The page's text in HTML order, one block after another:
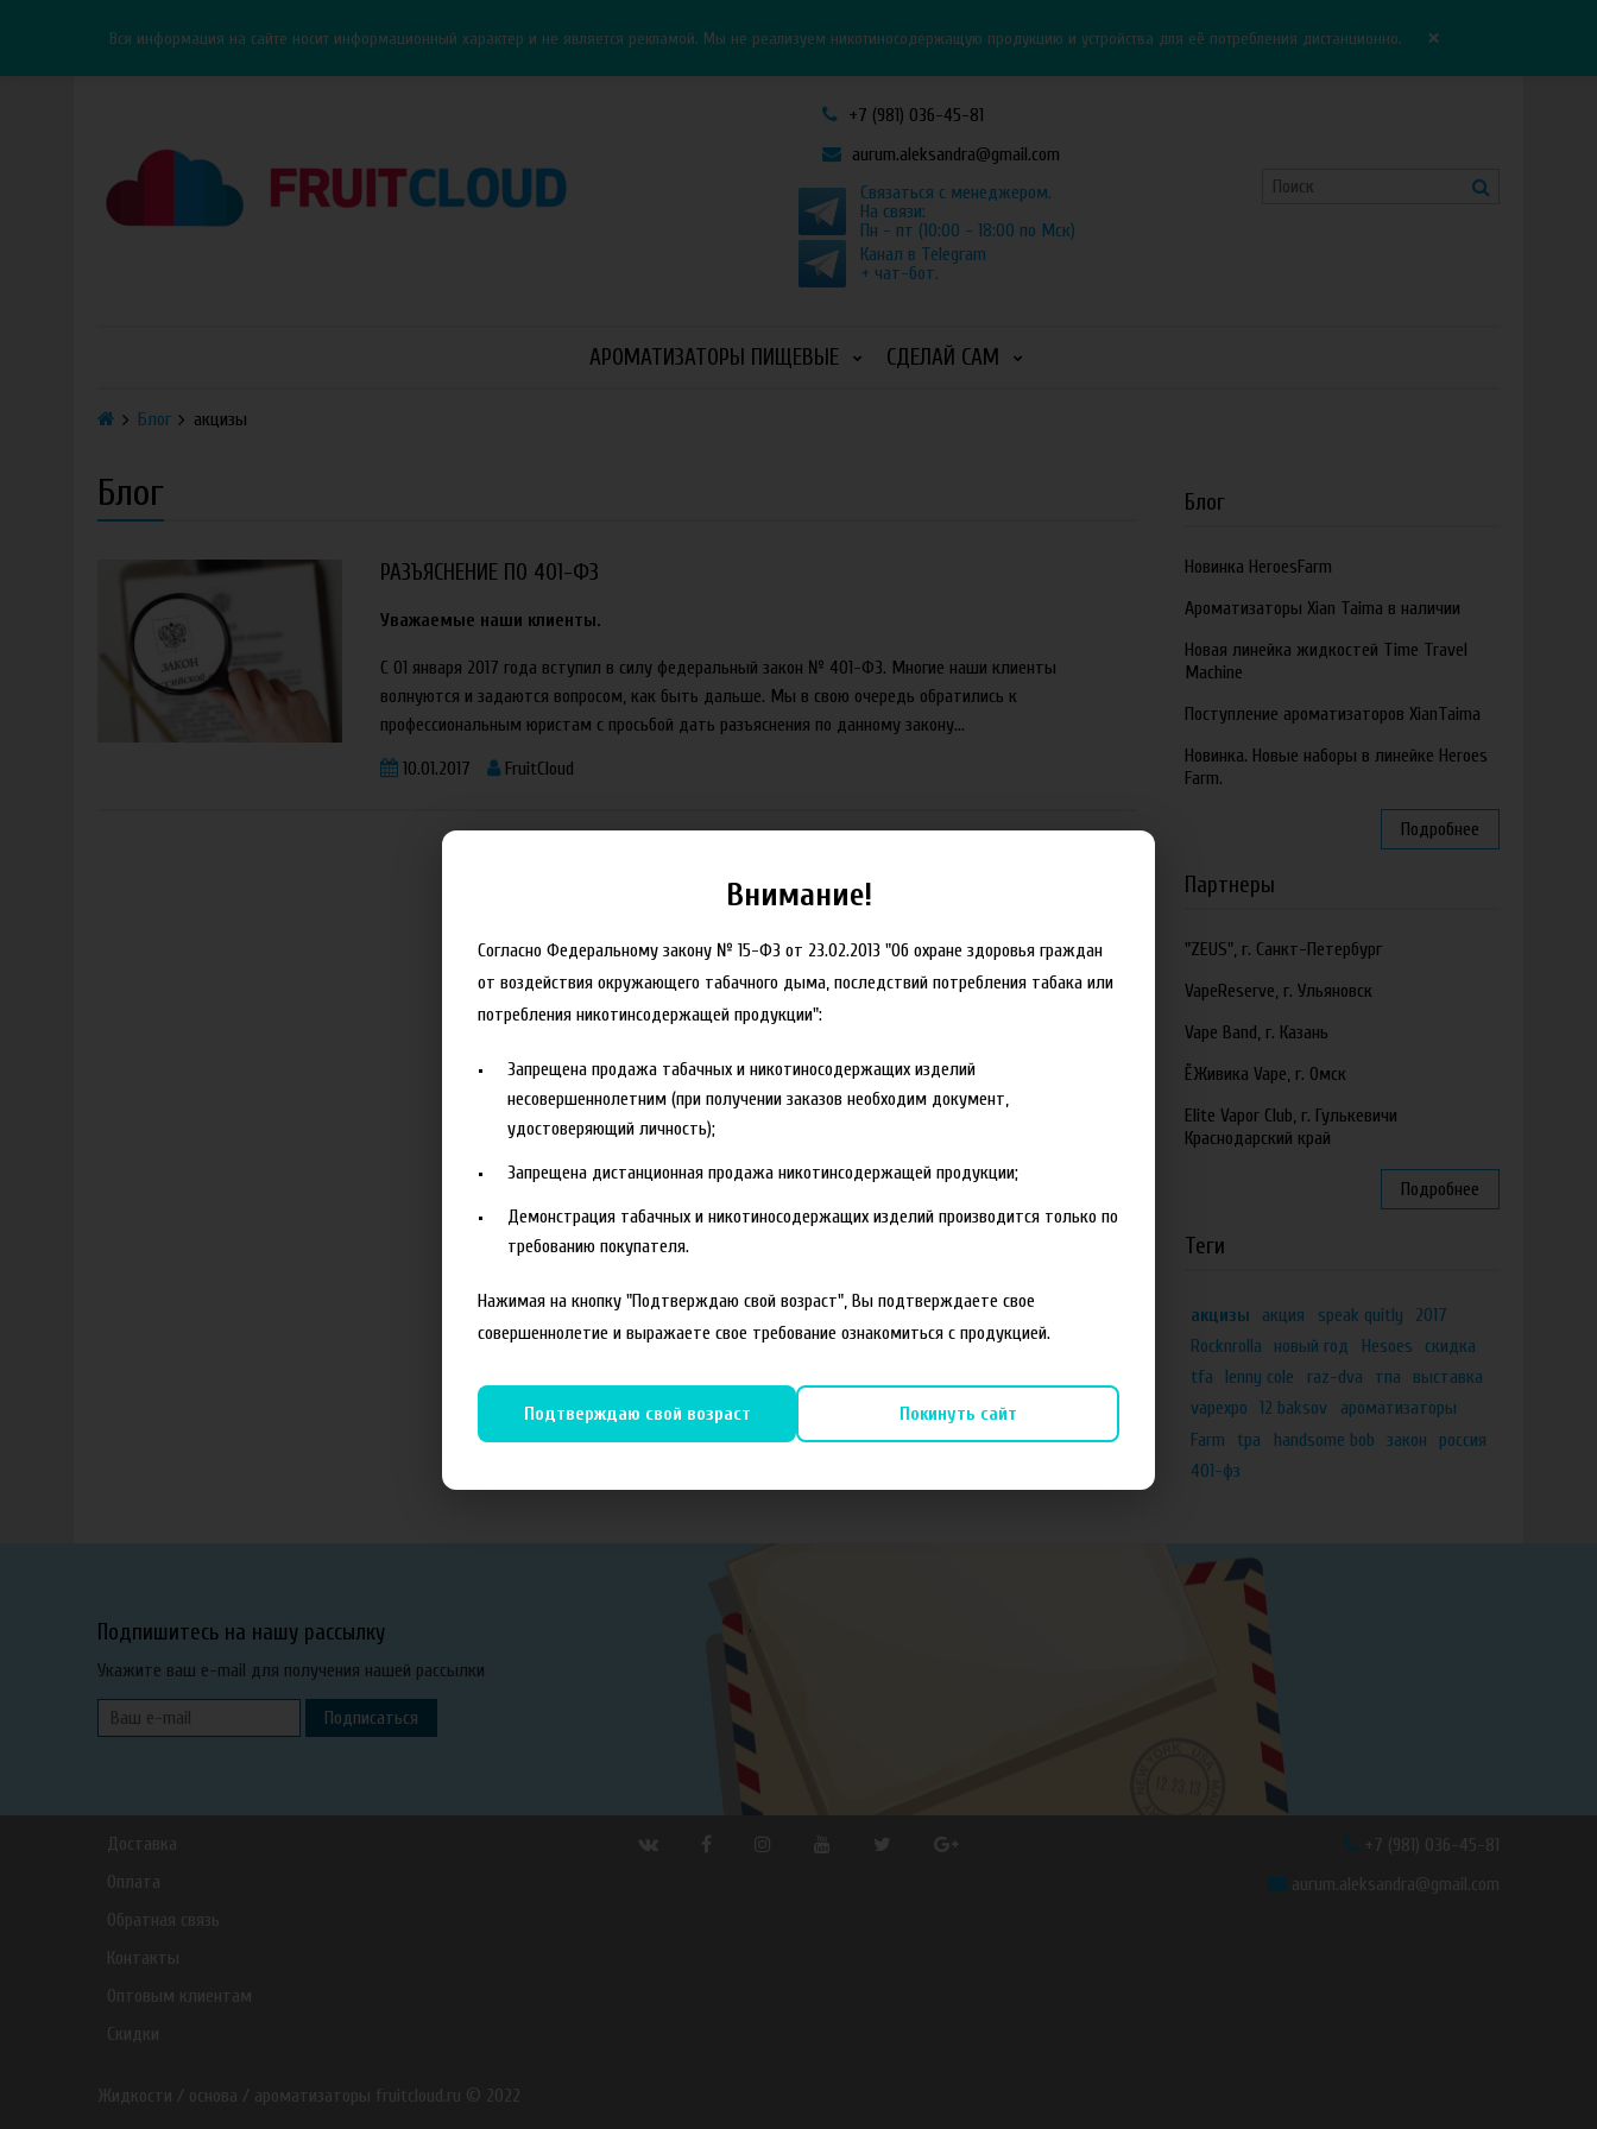
Вся информация на сайте носит информационный характер и не является рекламой. Мы не реализуем никотиносодержащую продукцию и устройства для её потребления дистанционно. ×
+7 (981) 036-45-81
aurum.aleksandra@gmail.com
Связаться с менеджером.
На связи:
Пн - пт (10:00 - 18:00 по Мск)
Канал в Telegram
+ чат-бот.
АРОМАТИЗАТОРЫ ПИЩЕВЫЕ СДЕЛАЙ САМ
Блог акцизы
Блог
РАЗЪЯСНЕНИЕ ПО 401-ФЗ
Уважаемые наши клиенты.
С 01 января 2017 года вступил в силу федеральный закон № 401-ФЗ. Многие наши клиенты
волнуются и задаются вопросом, как быть дальше. Мы в свою очередь обратились к
профессиональным юристам с просьбой дать разъяснения по данному закону...
10.01.2017 FruitCloud
Блог
Новинка HeroesFarm
Ароматизаторы Xian Taima в наличии
Новая линейка жидкостей Time Travel
Machine
Поступление ароматизаторов XianTaima
Новинка. Новые наборы в линейке Heroes
Farm.
Подробнее
Партнеры
"ZEUS", г. Санкт-Петербург
VapeReserve, г. Ульяновск
Vape Band, г. Казань
ЁЖивика Vape, г. Омск
Elite Vapor Club, г. Гулькевичи
Краснодарский край
Подробнее
Теги
акцизы акция speak quitly
2017
Rocknrolla
новый год Hesoes
скидка
tfa
lenny cole raz-dva тпа
выставка
vapexpo
12 baksov
ароматизаторы
Farm
tpa handsome bob закон
россия
401-фз
Подпишитесь на нашу рассылку
Укажите ваш e-mail для получения нашей рассылки
Подписаться
Доставка
Оплата
Обратная связь
Контакты
Оптовым клиентам
Скидки
+7 (981) 036-45-81
aurum.aleksandra@gmail.com
Жидкости / основа / ароматизаторы fruitcloud.ru © 2022
Внимание!
Согласно Федеральному закону № 15-ФЗ от 23.02.2013 "Об охране здоровья граждан
от воздействия окружающего табачного дыма, последствий потребления табака или
потребления никотинсодержащей продукции":
Запрещена продажа табачных и никотиносодержащих изделий
несовершеннолетним (при получении заказов необходим документ,
удостоверяющий личность);
Запрещена дистанционная продажа никотинсодержащей продукции;
Демонстрация табачных и никотиносодержащих изделий производится только по
требованию покупателя.
Нажимая на кнопку "Подтверждаю свой возраст", Вы подтверждаете свое
совершеннолетие и выражаете свое требование ознакомиться с продукцией.
Подтверждаю свой возраст Покинуть сайт